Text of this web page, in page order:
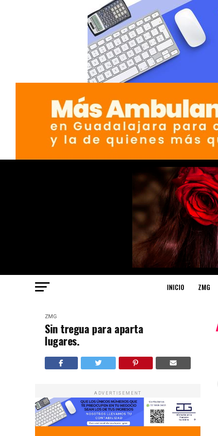
INICIO ZMG
ZMG
Sin tregua para aparta
lugares.
ADVERTISEMENT